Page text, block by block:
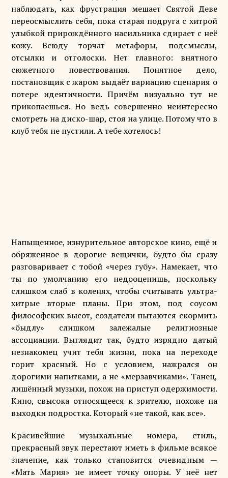
наблюдать, как фрустрация мешает Святой Деве
переосмыслить себя, пока старая подруга с хитрой
улыбкой прирождённого насильника сдирает с неё
кожу. Всюду торчат метафоры, подсмыслы,
отсылки и отголоски. Нет главного: внятного
сюжетного повествования. Понятное дело,
постановщик с жаром выдаёт вариацию сценария о
потере идентичности. Причём визуально тут не
прикопаешься. Но ведь совершенно неинтересно
смотреть на диско-шар, стоя на улице. Потому что в
клуб тебя не пустили. А тебе хотелось!
Напыщенное, изнурительное авторское кино, ещё и
обряженное в дорогие вещички, будто бы сразу
разговаривает с тобой «через губу». Намекает, что
ты по умолчанию его недооценишь, поскольку
слишком слаб в коленях, чтобы считывать ультра-
хитрые вторые планы. При этом, под соусом
философских высот, создатели пытаются скормить
«быдлу» слишком залежалые религиозные
ассоциации. Выглядит так, будто изрядно датый
незнакомец учит тебя жизни, пока на переходе
горит красный. Но с условием, нажрался он
дорогими напитками, а не «мерзавчиками». Танец,
лишённый музыки, похож на приступ одержимости.
Кино, свысока относящееся к зрителю, похоже на
выходки подростка. Который «не такой, как все».
Красивейшие музыкальные номера, стиль,
прекрасный звук перестают иметь в фильме всякое
значение, как только становится очевидным —
«Мать Мария» не имеет точку опоры. У неё нет